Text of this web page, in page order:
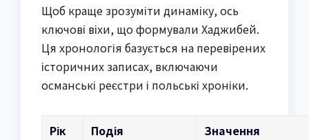
Щоб краще зрозуміти динаміку, ось
ключові віхи, що формували Хаджибей.
Ця хронологія базується на перевірених
історичних записах, включаючи
османські реєстри і польські хроніки.
Рік Подія Значення